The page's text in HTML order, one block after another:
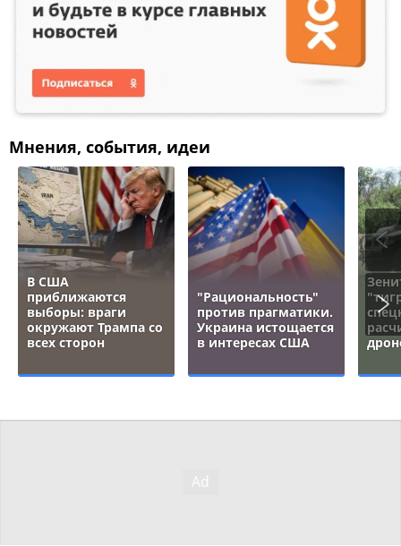
Мнения, события, идеи
В США
приближаются
выборы: враги
окружают Трампа со
всех сторон
"Рациональность"
против прагматики.
Украина истощается
в интересах США